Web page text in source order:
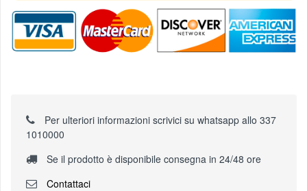
Per ulteriori informazioni scrivici su whatsapp allo 337
1010000
Se il prodotto è disponibile consegna in 24/48 ore
Contattaci